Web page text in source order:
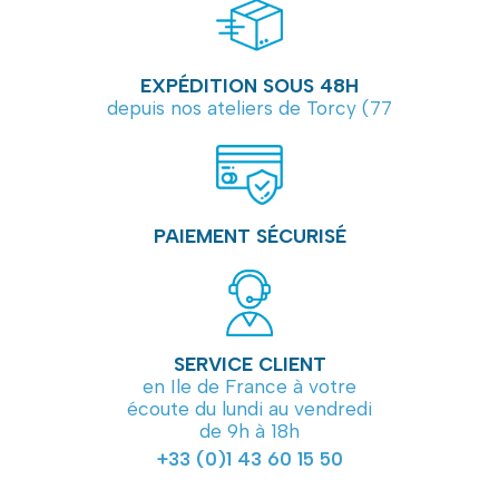
LONGUENESSE
03 21 95 53 87
FRANCE
31 Rue des Treilles
EXPÉDITION SOUS 48H
depuis nos ateliers de Torcy (77
PAIEMENT SÉCURISÉ
SERVICE CLIENT
en Ile de France à votre
écoute du lundi au vendredi
de 9h à 18h
+33 (0)1 43 60 15 50